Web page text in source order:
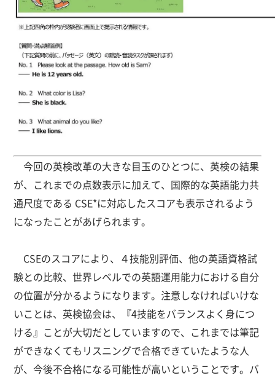
今回の英検改革の大きな目玉のひとつに、英検の結果
が、これまでの点数表示に加えて、国際的な英語能力共
通尺度である CSE*に対応したスコアも表示されるよう
になったことがあげられます。
CSEのスコアにより、４技能別評価、他の英語資格試
験との比較、世界レベルでの英語運用能力における自分
の位置が分かるようになります。注意しなければいけな
いことは、英検協会は、『4技能をバランスよく身につ
ける』ことが大切だとしていますので、これまでは筆記
ができなくてもリスニングで合格できていたような人
が、今後不合格になる可能性が高いということです。バ